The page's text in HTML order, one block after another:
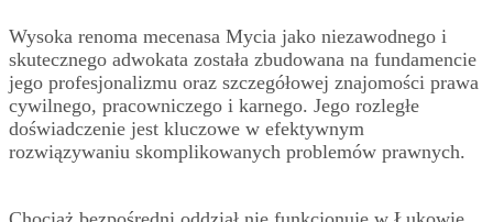
Wysoka renoma mecenasa Mycia jako niezawodnego i
skutecznego adwokata została zbudowana na fundamencie
jego profesjonalizmu oraz szczegółowej znajomości prawa
cywilnego, pracowniczego i karnego. Jego rozległe
doświadczenie jest kluczowe w efektywnym
rozwiązywaniu skomplikowanych problemów prawnych.